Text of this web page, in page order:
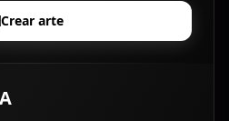
Crear arte